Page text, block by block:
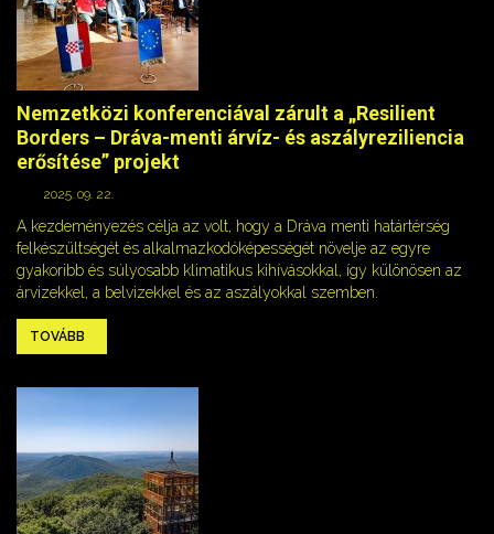
Nemzetközi konferenciával zárult a „Resilient
Borders – Dráva-menti árvíz- és aszályreziliencia
erősítése” projekt
2025. 09. 22.
A kezdeményezés célja az volt, hogy a Dráva menti határtérség
felkészültségét és alkalmazkodóképességét növelje az egyre
gyakoribb és súlyosabb klimatikus kihívásokkal, így különösen az
árvizekkel, a belvizekkel és az aszályokkal szemben.
TOVÁBB